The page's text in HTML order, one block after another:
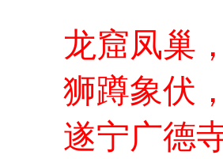
龙窟凤巢
狮蹲象伏
遂宁广德